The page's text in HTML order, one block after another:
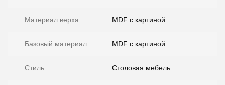
Материал верха: MDF с картиной
Базовый материал:: MDF с картиной
Стиль: Столовая мебель